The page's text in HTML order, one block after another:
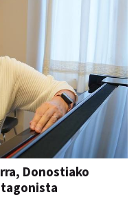
Donostiako